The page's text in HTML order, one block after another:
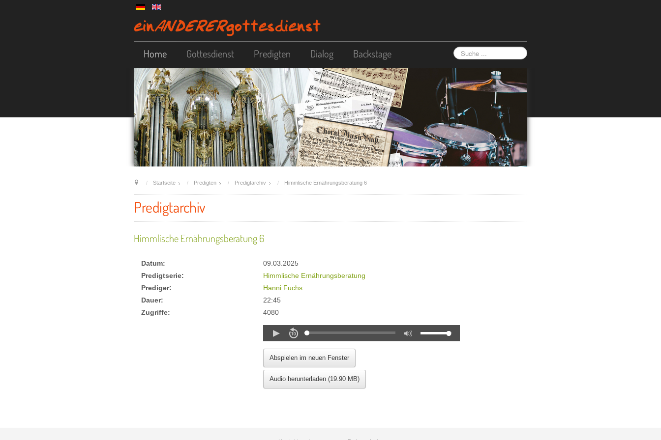
Home Gottesdienst Predigten Dialog Backstage
Startseite Predigten Predigtarchiv Himmlische Ernährungsberatung 6
Predigtarchiv
Himmlische Ernährungsberatung 6
Datum:
09.03.2025
Predigtserie:
Himmlische Ernährungsberatung
Prediger:
Hanni Fuchs
Dauer:
22:45
Zugriffe:
4080